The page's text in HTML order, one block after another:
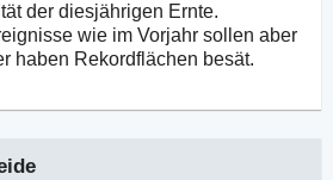
der diesjährigen Ernte.
wie im Vorjahr sollen aber
haben Rekordflächen besät.